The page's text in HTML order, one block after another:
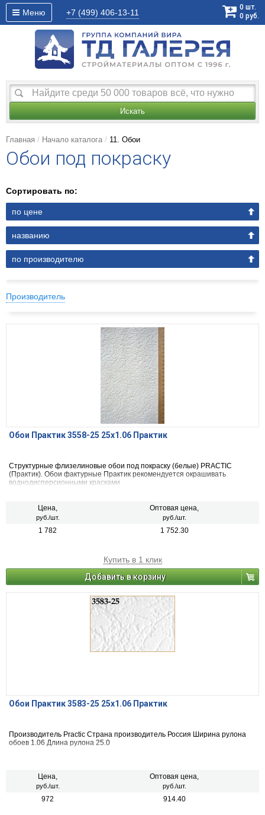
Меню +7 (499) 406-13-11
0 шт.
0 руб.
Искать
Главная Начало каталога 11. Обои
Обои под покраску
Сортировать по:
по цене
названию
по производителю
Производитель
Обои Практик 3558-25 25х1.06 Практик
Структурные флизелиновые обои под покраску (белые) PRACTIC
(Практик). Обои фактурные Практик рекомендуется окрашивать
воднодисперсионными красками
Цена,
руб./шт.
Оптовая цена,
руб./шт.
1 782 1 752.30
Купить в 1 клик
Добавить в корзину
Обои Практик 3583-25 25х1.06 Практик
Производитель Practic Страна производитель Россия Ширина рулона
обоев 1.06 Длина рулона 25.0
Цена,
руб./шт.
Оптовая цена,
руб./шт.
972 914.40